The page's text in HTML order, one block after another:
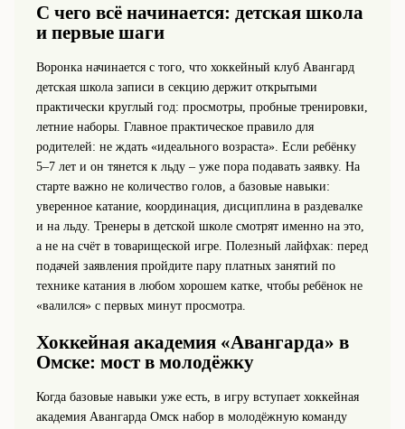
С чего всё начинается: детская школа
и первые шаги
Воронка начинается с того, что хоккейный клуб Авангард
детская школа записи в секцию держит открытыми
практически круглый год: просмотры, пробные тренировки,
летние наборы. Главное практическое правило для
родителей: не ждать «идеального возраста». Если ребёнку
5–7 лет и он тянется к льду – уже пора подавать заявку. На
старте важно не количество голов, а базовые навыки:
уверенное катание, координация, дисциплина в раздевалке
и на льду. Тренеры в детской школе смотрят именно на это,
а не на счёт в товарищеской игре. Полезный лайфхак: перед
подачей заявления пройдите пару платных занятий по
технике катания в любом хорошем катке, чтобы ребёнок не
«валился» с первых минут просмотра.
Хоккейная академия «Авангарда» в
Омске: мост в молодёжку
Когда базовые навыки уже есть, в игру вступает хоккейная
академия Авангарда Омск набор в молодёжную команду